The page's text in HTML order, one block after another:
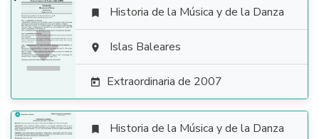

 Historia de la Música y de la Danza
 Islas Baleares
 Extraordinaria de 2007
 Historia de la Música y de la Danza